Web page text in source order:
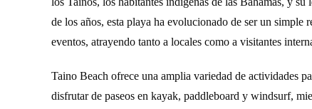
de los años, esta playa ha evolucionado de ser un
eventos, atrayendo tanto a locales como a visitantes
Taino Beach ofrece una amplia variedad de actividades
disfrutar de paseos en kayak, paddleboard y windsurf,